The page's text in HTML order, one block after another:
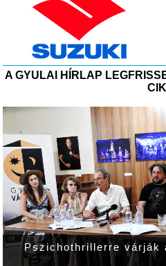
A GYULAI HÍRLAP
Pszichothrillerre várják